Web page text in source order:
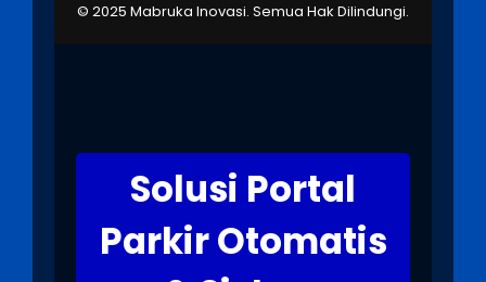
© 2025 Mabruka Inovasi. Semua Hak Dilindungi.
Solusi Portal
Parkir Otomatis